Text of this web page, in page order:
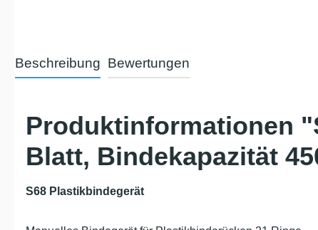
Beschreibung Bewertungen
Produktinformationen
Blatt, Bindekapazität
S68 Plastikbindegerät